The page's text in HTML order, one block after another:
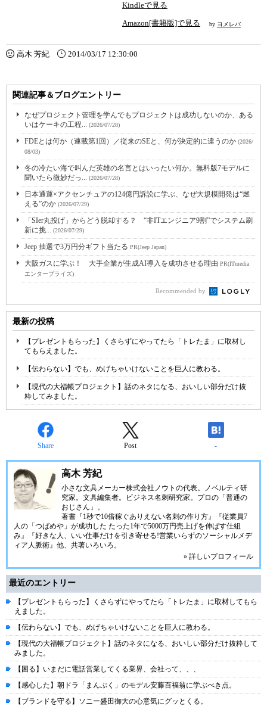
Kindleで見る
Amazon[書籍版]で見る
by ヨメレバ
高木 芳紀 2014/03/17 12:30:00
関連記事＆ブログエントリー
なぜプロジェクト管理を学んでもプロジェクトは成功しないのか、ある
いはケーキの工程... (2026/07/28)
FDEとは何か（連載第1回）／従来のSEと、何が決定的に違うのか (2026/
08/03)
冬の冷たい海で叫んだ英雄の名言とはいったい何か。無料版7モデルに
聞いたら微妙だっ... (2026/07/28)
日本通運×アクセンチュアの124億円訴訟に学ぶ、なぜ大規模開発は“燃
える”のか (2026/07/29)
「SIer丸投げ」からどう脱却する？ “非ITエンジニア9割”でシステム刷
新に挑... (2026/07/29)
Jeep 抽選で3万円分ギフト当たる PR(Jeep Japan)
大阪ガスに学ぶ！ 大手企業が生成AI導入を成功させる理由 PR(ITmedia
エンタープライズ)
Recommended by
最新の投稿
【プレゼントもらった】くさらずにやってたら「トレたま」に取材し
てもらえました。
【伝わらない】でも、めげちゃいけないことを巨人に教わる。
【現代の大福帳プロジェクト】話のネタになる、おいしい部分だけ抜
粋してみました。
Share Post -
高木 芳紀
小さな文具メーカー株式会社ノウトの代表。ノベルティ研
究家。文具編集者。ビジネス名刺研究家。プロの「普通の
おじさん」。
著書『1秒で10倍稼ぐありえない名刺の作り方』『従業員7
人の「つばめや」が成功した たった1年で5000万円売上げを伸ばす仕組
み』『好きな人、いい仕事だけを引き寄せる!営業いらずのソーシャルメデ
ィア人脈術』他、共著いろいろ。
» 詳しいプロフィール
最近のエントリー
【プレゼントもらった】くさらずにやってたら「トレたま」に取材してもら
えました。
【伝わらない】でも、めげちゃいけないことを巨人に教わる。
【現代の大福帳プロジェクト】話のネタになる、おいしい部分だけ抜粋して
みました。
【困る】いまだに電話営業してくる業界、会社って、、、
【感心した】朝ドラ「まんぷく」のモデル安藤百福翁に学ぶべき点。
【ブランドを守る】ソニー盛田御大の心意気にグッとくる。